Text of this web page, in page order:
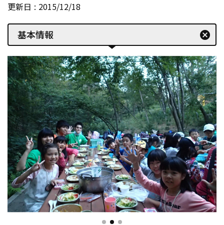
更新日 2015/12/18
基本情報 cancel